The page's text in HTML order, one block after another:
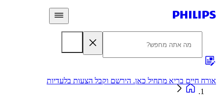
חיים בריא מתחיל כאן. הירשם וקבל הצעות בלעדיות